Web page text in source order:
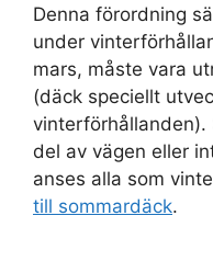
Denna förordning
under
mars, måste vara
(däck speciellt
vinterförhållanden).
del av vägen eller
anses alla som
till sommardäck.